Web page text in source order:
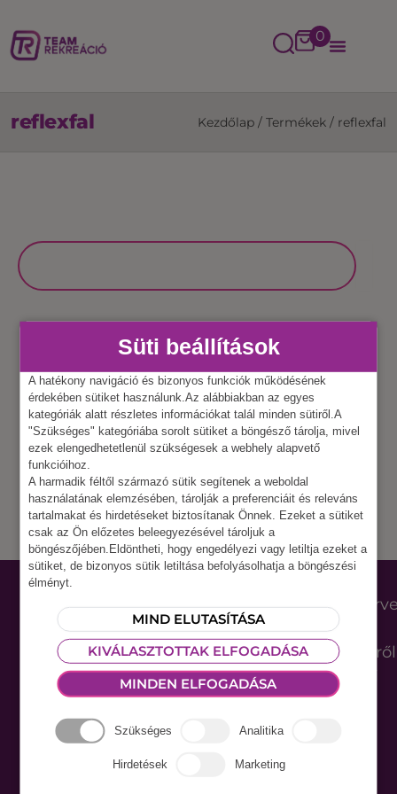
0
reflexfal Kezdőlap / Termékek / reflexfal
Nem találtunk eszközöket.
2026
újdonságokról,
tippekről,
Iratkozz fel havi
hírlevelünkre ;)
Süti beállítások
A hatékony navigáció és bizonyos funkciók működésének
érdekében sütiket használunk.Az alábbiakban az egyes
kategóriák alatt részletes információkat talál minden sütiről.A
"Szükséges" kategóriába sorolt sütiket a böngésző tárolja, mivel
ezek elengedhetetlenül szükségesek a webhely alapvető
funkcióihoz.
A harmadik féltől származó sütik segítenek a weboldal
használatának elemzésében, tárolják a preferenciáit és releváns
tartalmakat és hirdetéseket biztosítanak Önnek. Ezeket a sütiket
csak az Ön előzetes beleegyezésével tároljuk a
böngészőjében.Eldöntheti, hogy engedélyezi vagy letiltja ezeket a
sütiket, de bizonyos sütik letiltása befolyásolhatja a böngészési
élményt.
MIND ELUTASÍTÁSA
KIVÁLASZTOTTAK ELFOGADÁSA
MINDEN ELFOGADÁSA
Szükséges Analitika
Hirdetések Marketing